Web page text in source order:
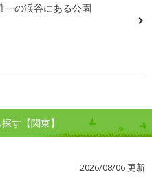
一の渓谷にある公園
す【関東】
2026/08/06 更新